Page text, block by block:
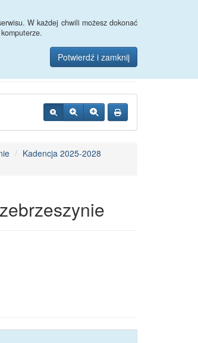
W każdej chwili możesz dokonać
Potwierdź i zamknij
Kadencja 2025-2028